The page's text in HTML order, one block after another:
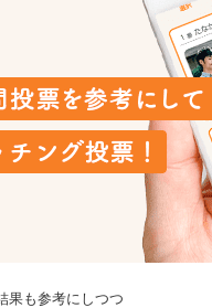
果も参考にしつつ